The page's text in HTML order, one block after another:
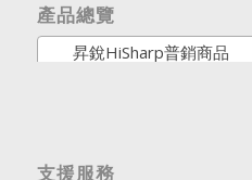
產品總覽
昇銳HiSharp普銷商品
支援服務